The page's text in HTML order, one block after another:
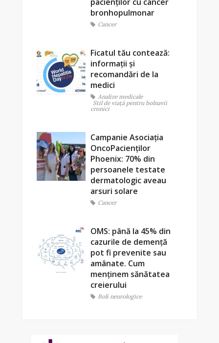
bronhopulmonar
Cancer
Ficatul tău contează:
informații și
recomandări de la
medici
Analize medicale
Stil de viaţă pentru bolnavii
cronici
Campanie Asociația
OncoPacienților
Phoenix: 70% din
persoanele testate
dermatologic aveau
arsuri solare
Cancer
OMS: până la 45% din
cazurile de demență
pot fi prevenite sau
amânate. Cum
menținem sănătatea
creierului
Boli neurologice